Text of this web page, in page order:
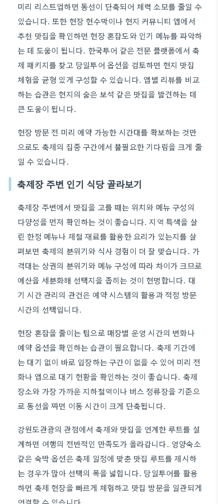
미리 리스트업하면 동선이 단축되어 체력 소모를 줄일 수
있습니다. 또한 현장 현수막이나 현지 커뮤니티 앱에서
추천 맛집을 확인하면 현장 혼잡도와 인기 메뉴를 파악하
는 데 도움이 됩니다. 한국투어 같은 전문 플랫폼에서 축
제 패키지를 찾고 당일투어 옵션을 검토하면 현지 맛집
체험을 균형 있게 구성할 수 있습니다. 앱별 리뷰를 비교
하는 습관은 현지의 숨은 보석 같은 맛집을 발견하는 데
큰 도움이 됩니다.
현장 방문 전 미리 예약 가능한 시간대를 확보하는 것만
으로도 축제의 집중 구간에서 불필요한 기다림을 크게 줄
일 수 있습니다.
축제장 주변 인기 식당 골라보기
축제장 주변에서 맛집을 고를 때는 위치와 메뉴 구성의
다양성을 먼저 확인하는 것이 좋습니다. 지역 특색을 살
린 한정 메뉴나 제철 재료를 활용한 요리가 있는지를 살
펴보면 축제의 분위기와 식사 경험이 더 잘 맞습니다. 가
격대는 상권의 분위기와 메뉴 구성에 따라 차이가 크므로
예산을 세분화해 선택지을 좁히는 것이 현명합니다. 대
기 시간 관리의 관건은 예약 시스템의 활용과 적정 방문
시간의 선택입니다.
현장 혼잡을 줄이는 팁으로 매장별 운영 시간의 변화나
예약 옵션을 확인하는 습관이 필요합니다. 축제 기간에
는 대기 없이 바로 입장하는 구간이 없을 수 있어 미리 전
화나 앱으로 대기 현황을 확인하는 것이 좋습니다. 축제
장소와 가장 가까운 지하철역이나 버스 정류장을 기준으
로 동선을 짜면 이동 시간이 크게 단축됩니다.
강원도관광의 관점에서 축제와 맛집을 연계한 루트를 설
계하면 여행의 전반적인 만족도가 올라갑니다. 영양숙소
같은 숙박 옵션은 축제 일정에 맞춘 맛집 루트를 제시하
는 경우가 많아 선택의 폭을 넓힙니다. 당일투어를 활용
하면 축제 현장을 빠르게 체험하고 맛집 방문을 일관되게